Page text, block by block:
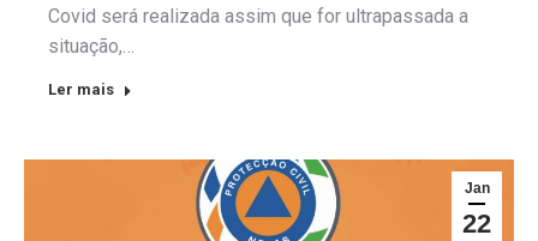
Covid será realizada assim que for ultrapassada a
situação,…
Ler mais
Jan
22